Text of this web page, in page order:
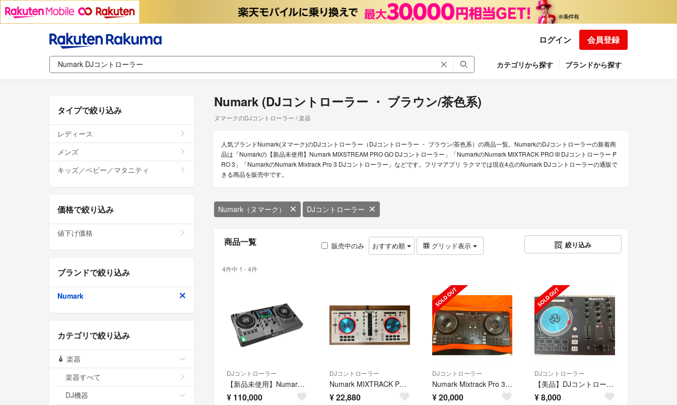
ログイン 会員登録
カテゴリから探す ブランドから探す
Numark (DJコントローラー ・ ブラウン/茶色系)
ヌマークのDJコントローラー / 楽器
人気ブランドNumark(ヌマーク)のDJコントローラー（DJコントローラー ・ ブラウン/茶色系）の商品一覧。NumarkのDJコントローラーの新着商
品は「Numarkの【新品未使用】Numark MIXSTREAM PRO GO DJコントローラー」「NumarkのNumark MIXTRACK PRO III DJコントローラー P
RO 3」「NumarkのNumark Mixtrack Pro 3 DJコントローラー」などです。フリマアプリ ラクマでは現在4点のNumark DJコントローラーの通販で
きる商品を販売中です。
Numark（ヌマーク） DJコントローラー
商品一覧 販売中のみ おすすめ順 グリッド表示 絞り込み
4件中 1 - 4件
DJコントローラー
【新品未使用】Numark MIXSTREAM PRO GO DJコントローラー
¥ 110,000
DJコントローラー
Numark MIXTRACK PRO III DJコントローラー PRO 3
¥22,880
DJコントローラー
Numark Mixtrack Pro 3 DJコントローラー
¥20,000
DJコントローラー
【美品】DJコントローラー NUMARK Pro 3
¥8,000
タイプで絞り込み
レディース
メンズ
キッズ／ベビー／マタニティ
価格で絞り込み
値下げ価格
ブランドで絞り込み
Numark
カテゴリで絞り込み
楽器
楽器すべて
DJ機器